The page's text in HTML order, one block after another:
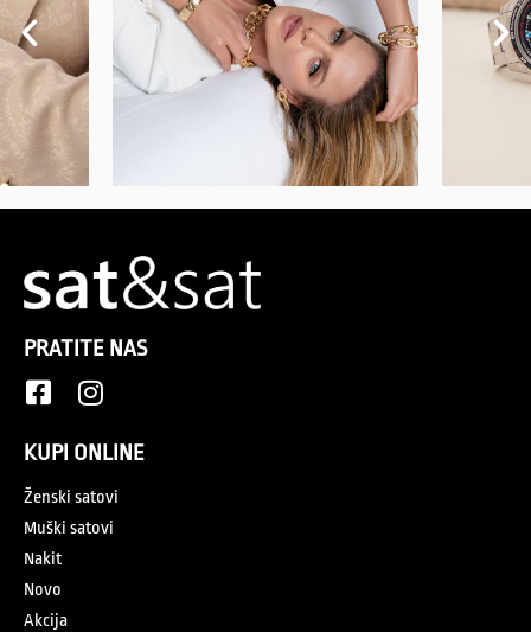
PRATITE NAS
KUPI ONLINE
Ženski satovi
Muški satovi
Nakit
Novo
Akcija